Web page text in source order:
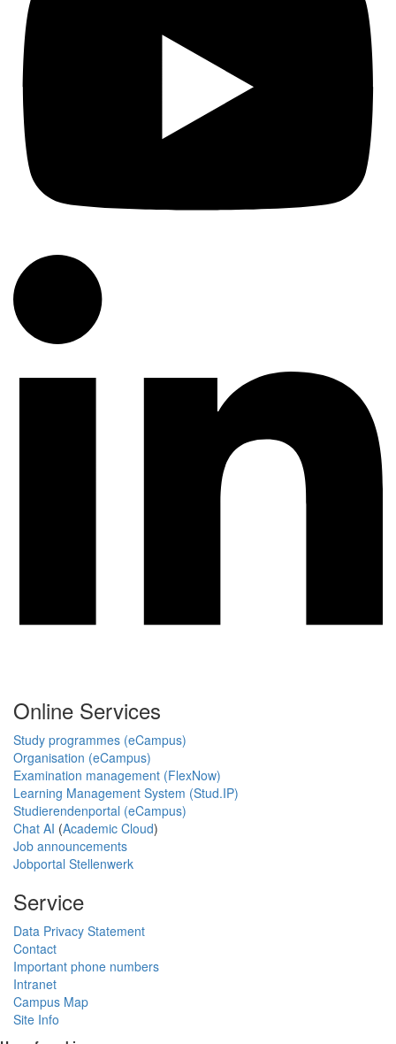
Online Services
Study programmes (eCampus)
Organisation (eCampus)
Examination management (FlexNow)
Learning Management System (Stud.IP)
Studierendenportal (eCampus)
Chat AI (Academic Cloud)
Job announcements
Jobportal Stellenwerk
Service
Data Privacy Statement
Contact
Important phone numbers
Intranet
Campus Map
Site Info